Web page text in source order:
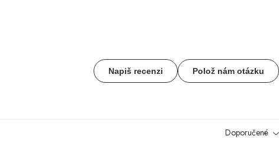
Napiš recenzi Polož nám otázku
Doporučené